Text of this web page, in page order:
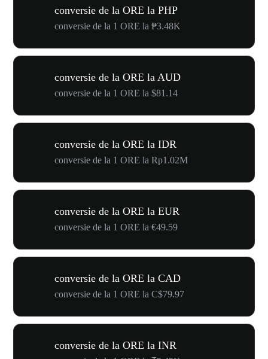
conversie de la ORE la PHP
conversie de la 1 ORE la ₱3.48K
conversie de la ORE la AUD
conversie de la 1 ORE la $81.14
conversie de la ORE la IDR
conversie de la 1 ORE la Rp1.02M
conversie de la ORE la EUR
conversie de la 1 ORE la €49.59
conversie de la ORE la CAD
conversie de la 1 ORE la C$79.97
conversie de la ORE la INR